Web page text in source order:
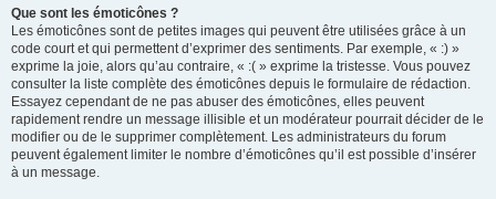
Que sont les émoticônes ?
Les émoticônes sont de petites images qui peuvent être utilisées grâce à un
code court et qui permettent d’exprimer des sentiments. Par exemple, « :) »
exprime la joie, alors qu’au contraire, « :( » exprime la tristesse. Vous pouvez
consulter la liste complète des émoticônes depuis le formulaire de rédaction.
Essayez cependant de ne pas abuser des émoticônes, elles peuvent
rapidement rendre un message illisible et un modérateur pourrait décider de le
modifier ou de le supprimer complètement. Les administrateurs du forum
peuvent également limiter le nombre d’émoticônes qu’il est possible d’insérer
à un message.